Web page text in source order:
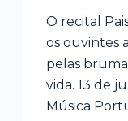
O recital
os ouvintes
pelas
vida. 13 de
Música